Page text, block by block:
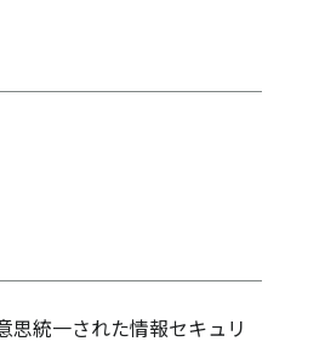
思統一された情報セキュリ